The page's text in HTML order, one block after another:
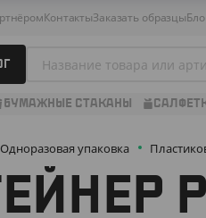
КонтактыЗаказать образцы
БУМАЖНЫЕ СТАКАНЫ
Одноразовая упаковка